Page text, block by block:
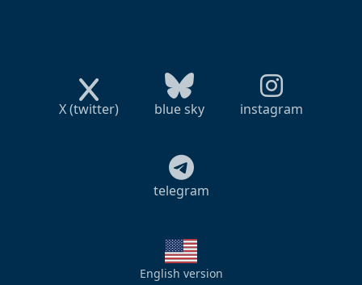
X (twitter) blue sky instagram
telegram
English version